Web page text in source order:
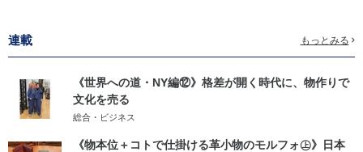
連載 もっとみる
《世界への道・NY編⑫》格差が開く時代に、物作りで
文化を売る
総合・ビジネス
《物本位＋コトで仕掛ける革小物のモルフォ㊤》日本